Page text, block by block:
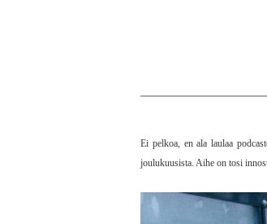
Ei pelkoa, en ala laulaa
joulukuusista. Aihe on tosi